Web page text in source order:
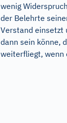
wenig
der Belehrte
Verstand einsetzt
dann sein könne,
weiterfliegt, wenn